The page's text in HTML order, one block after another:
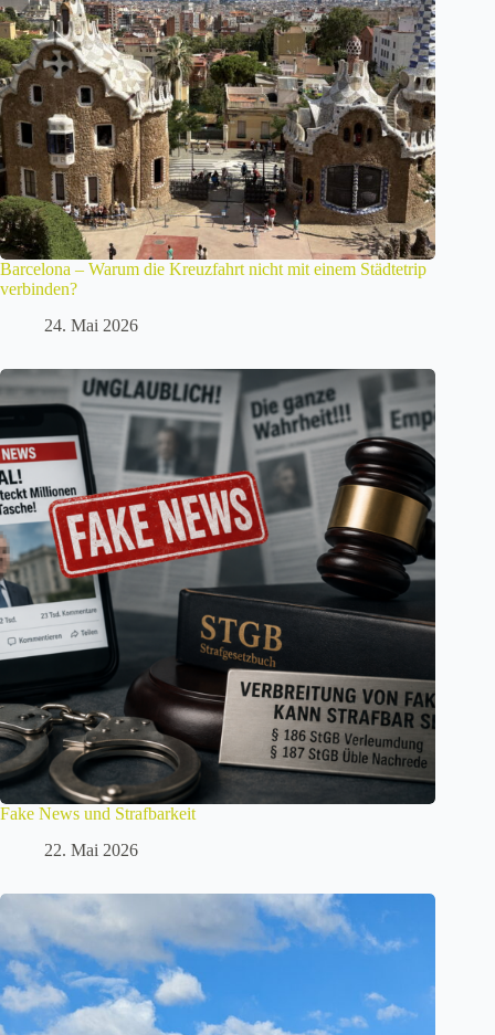
Barcelona – Warum die Kreuzfahrt nicht mit einem Städtetrip
verbinden?
24. Mai 2026
Fake News und Strafbarkeit
22. Mai 2026